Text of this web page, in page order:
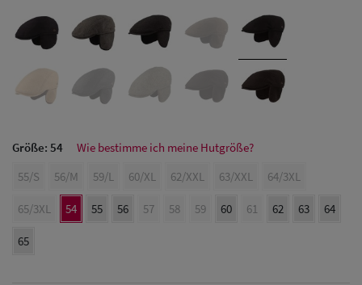
Herren Caps
Herren
Herren UV-
Schutz Caps
Größe: 54
Wie bestimme ich meine Hutgröße?
55/S
56/M 59/L 60/XL 62/XXL 63/XXL 64/3XL
65/3XL 54 55 56 57 58 59 60 61 62 63 64
65